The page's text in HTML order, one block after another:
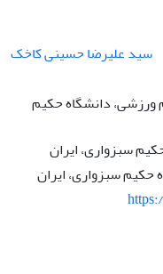
سید علیرضا حسینی کاخک
دانشگاه حکیم
سبزواری، ایران
سبزواری، ایران